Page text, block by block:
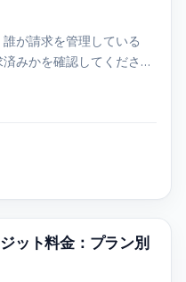
が請求を管理している
みかを確認してくださ
ット料金：プラン別